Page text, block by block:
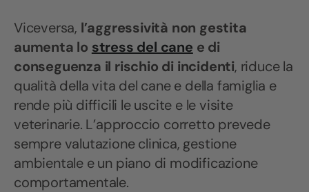
Viceversa, l’aggressività non gestita
aumenta lo stress del cane e di
conseguenza il rischio di incidenti, riduce la
qualità della vita del cane e della famiglia e
rende più difficili le uscite e le visite
veterinarie. L’approccio corretto prevede
sempre valutazione clinica, gestione
ambientale e un piano di modificazione
comportamentale.